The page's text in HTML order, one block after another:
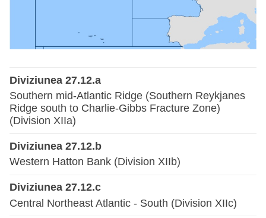
Diviziunea 27.12.a
Southern mid-Atlantic Ridge (Southern Reykjanes
Ridge south to Charlie-Gibbs Fracture Zone)
(Division XIIa)
Diviziunea 27.12.b
Western Hatton Bank (Division XIIb)
Diviziunea 27.12.c
Central Northeast Atlantic - South (Division XIIc)